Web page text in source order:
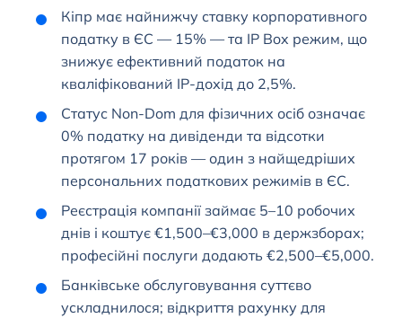
Кіпр має найнижчу ставку корпоративного
податку в ЄС — 15% — та IP Box режим, що
знижує ефективний податок на
кваліфікований IP-дохід до 2,5%.
Статус Non-Dom для фізичних осіб означає
0% податку на дивіденди та відсотки
протягом 17 років — один з найщедріших
персональних податкових режимів в ЄС.
Реєстрація компанії займає 5–10 робочих
днів і коштує €1,500–€3,000 в держзборах;
професійні послуги додають €2,500–€5,000.
Банківське обслуговування суттєво
ускладнилося; відкриття рахунку для